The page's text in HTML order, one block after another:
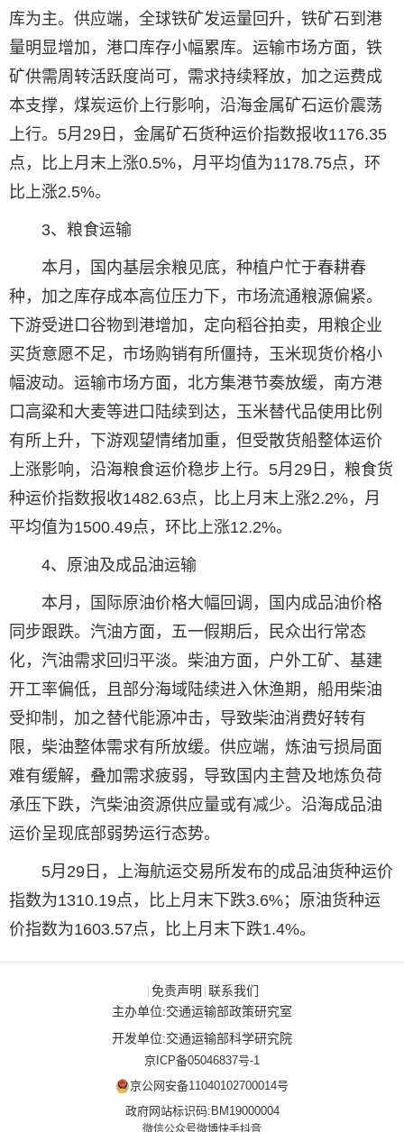
库为主。供应端，全球铁矿发运量回升，铁矿石到港
量明显增加，港口库存小幅累库。运输市场方面，铁
矿供需周转活跃度尚可，需求持续释放，加之运费成
本支撑，煤炭运价上行影响，沿海金属矿石运价震荡
上行。5月29日，金属矿石货种运价指数报收1176.35
点，比上月末上涨0.5%，月平均值为1178.75点，环
比上涨2.5%。
3、粮食运输
本月，国内基层余粮见底，种植户忙于春耕春
种，加之库存成本高位压力下，市场流通粮源偏紧。
下游受进口谷物到港增加，定向稻谷拍卖，用粮企业
买货意愿不足，市场购销有所僵持，玉米现货价格小
幅波动。运输市场方面，北方集港节奏放缓，南方港
口高粱和大麦等进口陆续到达，玉米替代品使用比例
有所上升，下游观望情绪加重，但受散货船整体运价
上涨影响，沿海粮食运价稳步上行。5月29日，粮食货
种运价指数报收1482.63点，比上月末上涨2.2%，月
平均值为1500.49点，环比上涨12.2%。
4、原油及成品油运输
本月，国际原油价格大幅回调，国内成品油价格
同步跟跌。汽油方面，五一假期后，民众出行常态
化，汽油需求回归平淡。柴油方面，户外工矿、基建
开工率偏低，且部分海域陆续进入休渔期，船用柴油
受抑制，加之替代能源冲击，导致柴油消费好转有
限，柴油整体需求有所放缓。供应端，炼油亏损局面
难有缓解，叠加需求疲弱，导致国内主营及地炼负荷
承压下跌，汽柴油资源供应量或有减少。沿海成品油
运价呈现底部弱势运行态势。
5月29日，上海航运交易所发布的成品油货种运价
指数为1310.19点，比上月末下跌3.6%；原油货种运
价指数为1603.57点，比上月末下跌1.4%。
| 免责声明 | 联系我们
主办单位:交通运输部政策研究室
开发单位:交通运输部科学研究院
京ICP备05046837号-1
京公网安备11040102700014号
政府网站标识码:BM19000004
微信公众号微博快手抖音